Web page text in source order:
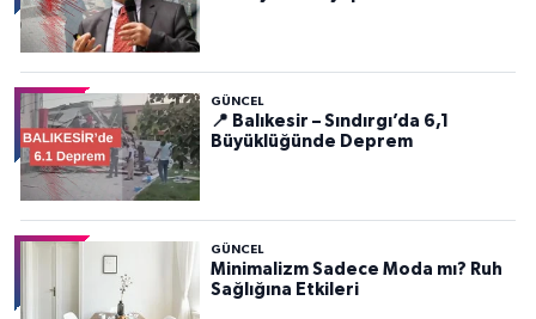
GÜNCEL
📍 Balıkesir – Sındırgı’da 6,1
Büyüklüğünde Deprem
GÜNCEL
Minimalizm Sadece Moda mı? Ruh
Sağlığına Etkileri